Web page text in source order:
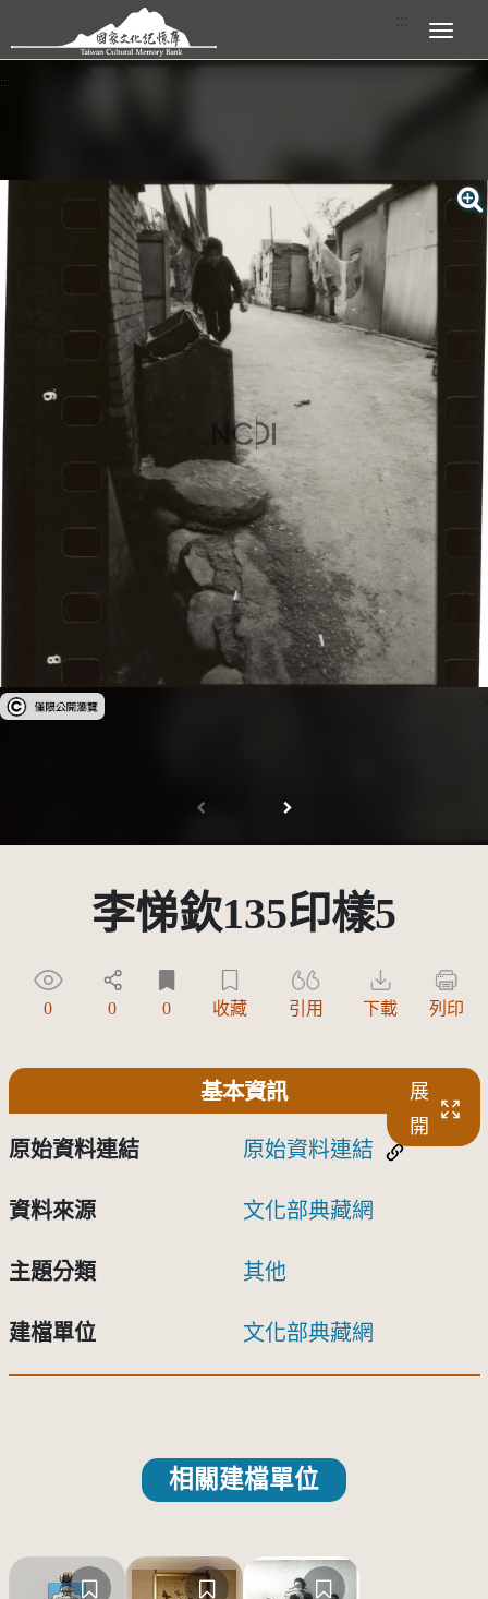
跳到主要內容區塊 展開選單
:::
受著作權法保護-僅限於本平台有限度公開瀏覽
李悌欽135印樣5
0 0 0 收藏 引用 下載 列印
基本資訊
展
開
原始資料連結 原始資料連結
資料來源 文化部典藏網
主題分類 其他
建檔單位 文化部典藏網
相關建檔單位